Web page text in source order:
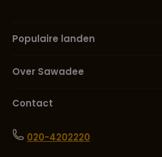
Populaire landen
Over Sawadee
Contact
020-4202220